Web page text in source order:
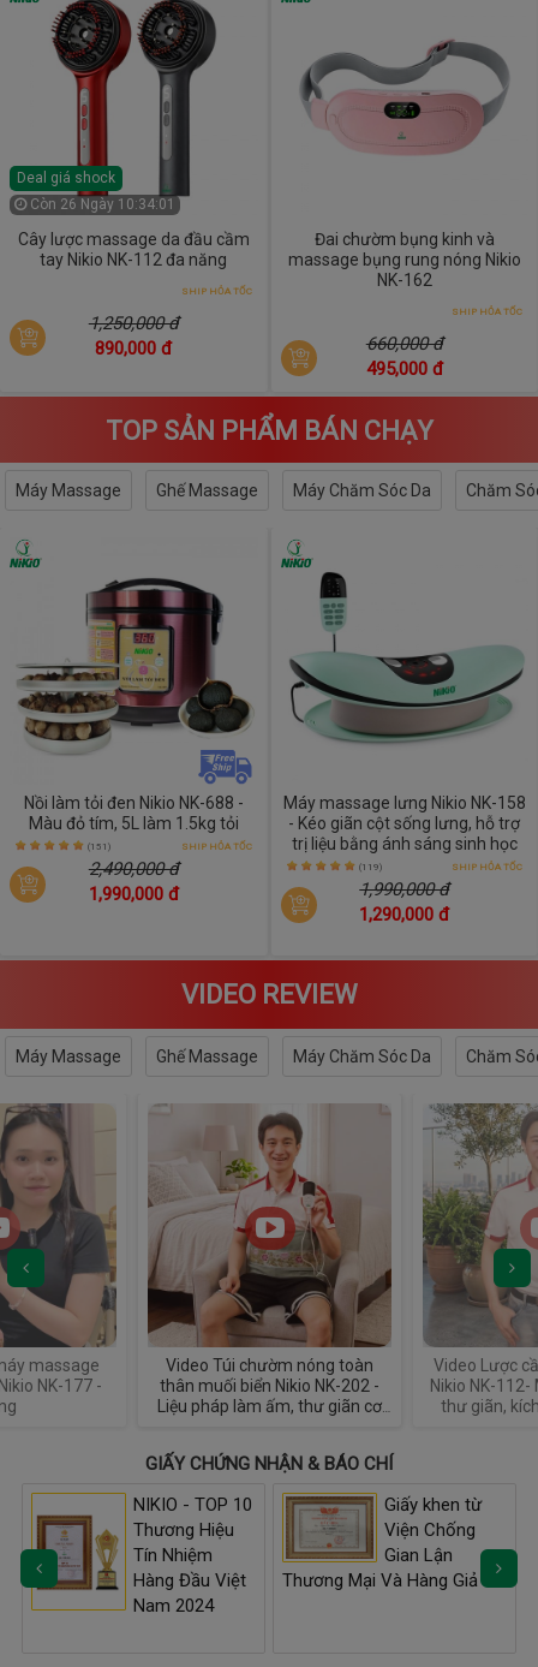
Deal giá shock
Còn 26 Ngày 10:34:00
Cây lược massage da đầu cầm
tay Nikio NK-112 đa năng
SHIP HỎA TỐC
1,250,000 đ
890,000 đ
Đai chườm bụng kinh và
massage bụng rung nóng Nikio
NK-162
SHIP HỎA TỐC
660,000 đ
495,000 đ
TOP SẢN PHẨM BÁN CHẠY
Máy Massage Ghế Massage Máy Chăm Sóc Da Chăm
Nồi làm tỏi đen Nikio NK-688 -
Màu đỏ tím, 5L làm 1.5kg tỏi
(151) SHIP HỎA TỐC
2,490,000 đ
1,990,000 đ
Máy massage lưng Nikio NK-158
- Kéo giãn cột sống lưng, hỗ trợ
trị liệu bằng ánh sáng sinh học
(119) SHIP HỎA TỐC
1,990,000 đ
1,290,000 đ
VIDEO REVIEW
Máy Massage Ghế Massage Máy Chăm Sóc Da Chăm
Video Túi chườm nóng toàn
thân muối biển Nikio NK-202 -
Liệu pháp làm ấm, thư giãn cơ
Video Lược cầm tay massage
Nikio NK-112- Massage da đầu
thư giãn, kích thích chân tóc
GIẤY CHỨNG NHẬN & BÁO CHÍ
NIKIO - TOP 10
Thương Hiệu
Tín Nhiệm
Hàng Đầu Việt
Nam 2024
Giấy khen từ
Viện Chống
Gian Lận
Thương Mại Và Hàng Giả